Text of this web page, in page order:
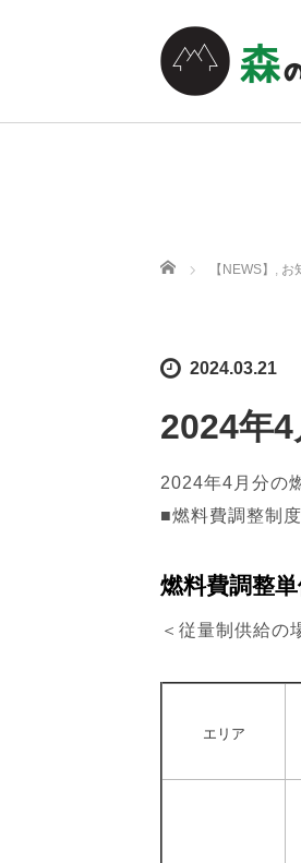
ホーム 【NEWS】 , お
2024.03.21
2024年
2024年4月分の
■燃料費調整制
燃料費調整
＜従量制供給の
エリア